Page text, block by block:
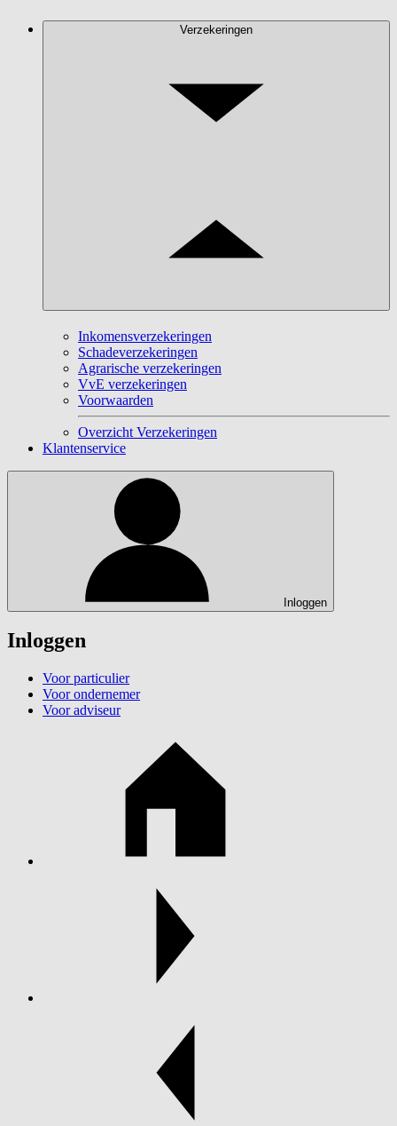
Verzekeringen
Inkomensverzekeringen
Schadeverzekeringen
Agrarische verzekeringen
VvE verzekeringen
Voorwaarden
Overzicht Verzekeringen
Klantenservice
Inloggen
Inloggen
Voor particulier
Voor ondernemer
Voor adviseur